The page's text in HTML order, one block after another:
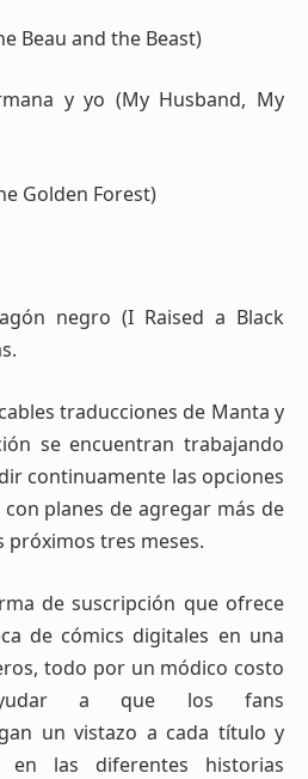
Beau and the Beast)
y yo (My Husband, My
Golden Forest)
negro (I Raised a Black
traducciones de Manta y
se encuentran trabajando
continuamente las opciones
planes de agregar más de
próximos tres meses.
de suscripción que ofrece
de cómics digitales en una
todo por un módico costo
a que los fans
un vistazo a cada título y
en las diferentes historias